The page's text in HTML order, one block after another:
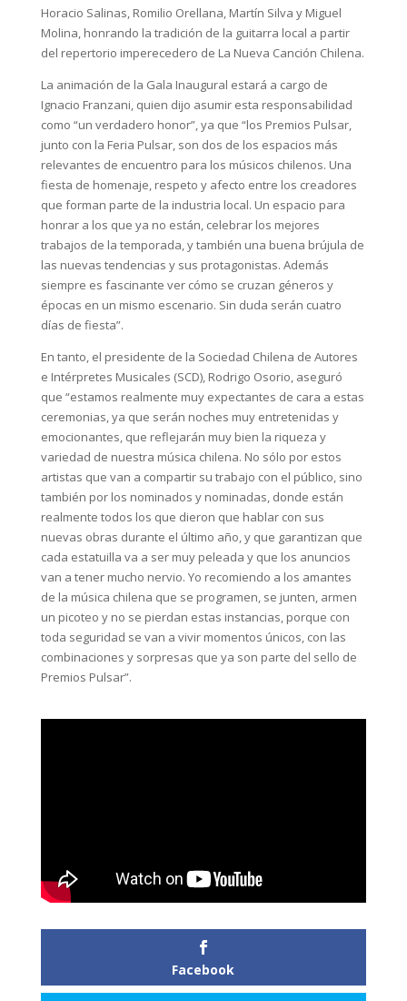
Horacio Salinas, Romilio Orellana, Martín Silva y Miguel
Molina, honrando la tradición de la guitarra local a partir
del repertorio imperecedero de La Nueva Canción Chilena.
La animación de la Gala Inaugural estará a cargo de
Ignacio Franzani, quien dijo asumir esta responsabilidad
como “un verdadero honor”, ya que “los Premios Pulsar,
junto con la Feria Pulsar, son dos de los espacios más
relevantes de encuentro para los músicos chilenos. Una
fiesta de homenaje, respeto y afecto entre los creadores
que forman parte de la industria local. Un espacio para
honrar a los que ya no están, celebrar los mejores
trabajos de la temporada, y también una buena brújula de
las nuevas tendencias y sus protagonistas. Además
siempre es fascinante ver cómo se cruzan géneros y
épocas en un mismo escenario. Sin duda serán cuatro
días de fiesta”.
En tanto, el presidente de la Sociedad Chilena de Autores
e Intérpretes Musicales (SCD), Rodrigo Osorio, aseguró
que “estamos realmente muy expectantes de cara a estas
ceremonias, ya que serán noches muy entretenidas y
emocionantes, que reflejarán muy bien la riqueza y
variedad de nuestra música chilena. No sólo por estos
artistas que van a compartir su trabajo con el público, sino
también por los nominados y nominadas, donde están
realmente todos los que dieron que hablar con sus
nuevas obras durante el último año, y que garantizan que
cada estatuilla va a ser muy peleada y que los anuncios
van a tener mucho nervio. Yo recomiendo a los amantes
de la música chilena que se programen, se junten, armen
un picoteo y no se pierdan estas instancias, porque con
toda seguridad se van a vivir momentos únicos, con las
combinaciones y sorpresas que ya son parte del sello de
Premios Pulsar”.
Facebook